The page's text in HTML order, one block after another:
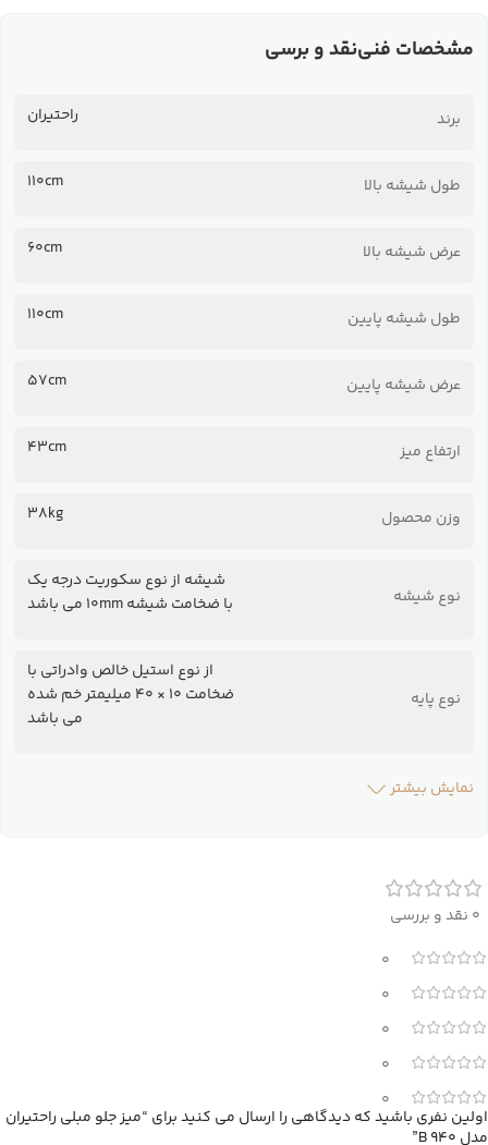
مشخصات فنینقد و برسی
برند راحتیران
طول شیشه بالا 110cm
عرض شیشه بالا 60cm
طول شیشه پایین 110cm
عرض شیشه پایین 57cm
ارتفاع میز 43cm
وزن محصول 38kg
نوع شیشه
شیشه از نوع سکوریت درجه یک
با ضخامت شیشه 10mm می باشد
نوع پایه
از نوع استیل خالص وادراتی با
ضخامت 10 × 40 میلیمتر خم شده
می باشد
نمایش بیشتر
0 نقد و بررسی
0
0
0
0
0
اولین نفری باشید که دیدگاهی را ارسال می کنید برای “میز جلو مبلی راحتیران
مدل B 940”